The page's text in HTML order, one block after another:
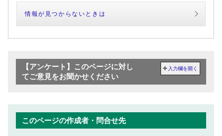
情報が見つからないときは
【アンケート】このページに対し
てご意見をお聞かせください
入力欄を開く
このページの作成者・問合せ先